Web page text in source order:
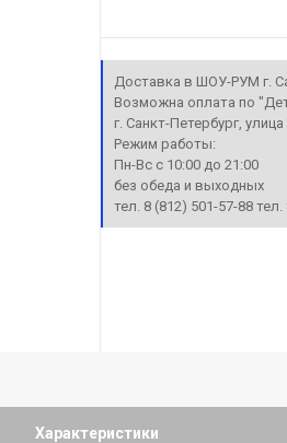
Доставка в ШОУ-РУМ г.
Возможна оплата по
г. Санкт-Петербург,
Режим работы:
Пн-Вс с 10:00 до 21:00
без обеда и выходных
тел. 8 (812) 501-57-88
Характеристики